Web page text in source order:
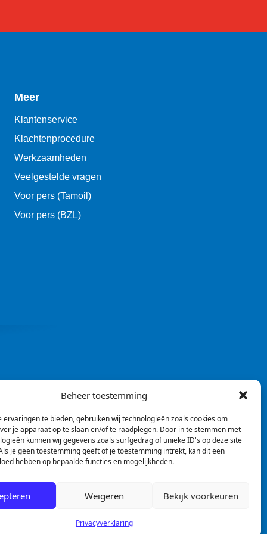
Beheer toestemming
ervaringen te bieden, gebruiken wij technologieën zoals cookies om
je apparaat op te slaan en/of te raadplegen. Door in te stemmen met
kunnen wij gegevens zoals surfgedrag of unieke ID's op deze site
je geen toestemming geeft of je toestemming intrekt, kan dit een
hebben op bepaalde functies en mogelijkheden.
Weigeren Bekijk voorkeuren
Privacyverklaring
Meer
Klantenservice
Klachtenprocedure
Werkzaamheden
Veelgestelde vragen
Voor pers (Tamoil)
Voor pers (BZL)